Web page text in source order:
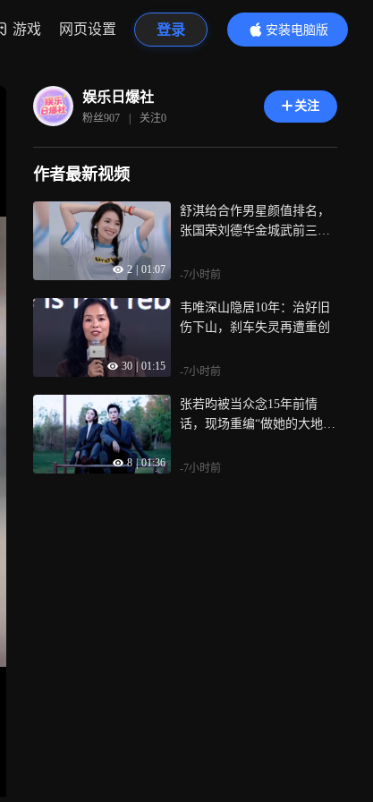
游戏 网页设置 登录
安装电脑版
内容更精彩
娱乐日爆社
粉丝907 | 关注0
关注
作者最新视频
2 01:07
舒淇给合作男星颜值排名，
张国荣刘德华金城武前三，
-7小时前
30 01:15
韦唯深山隐居10年：治好旧
伤下山，刹车失灵再遭重创
-7小时前
8 | 01:36
张若昀被当众念15年前情
话，现场重编“做她的大地”
-7小时前